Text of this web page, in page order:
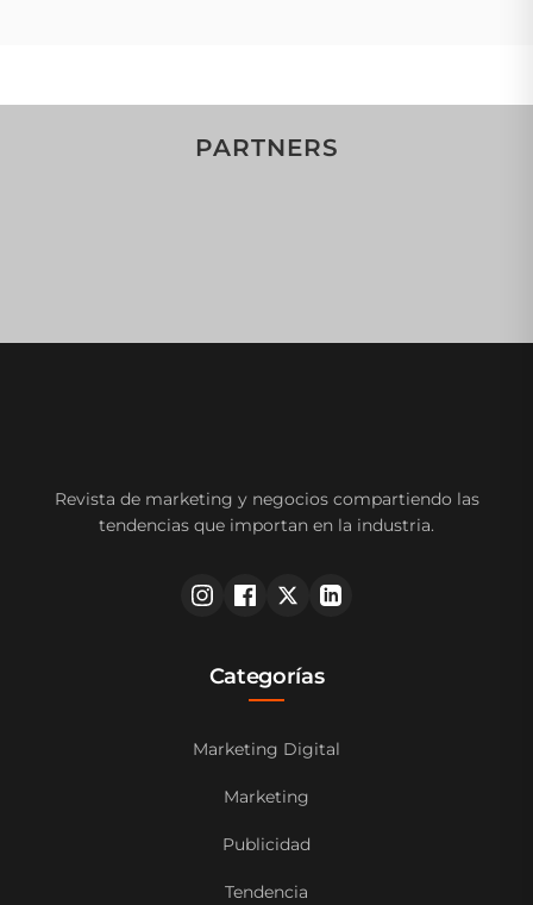
PARTNERS
Revista de marketing y negocios compartiendo las
tendencias que importan en la industria.
Categorías
Marketing Digital
Marketing
Publicidad
Tendencia